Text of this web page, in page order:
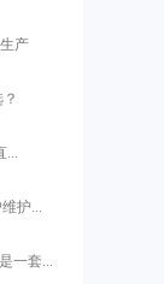
产
...
护...
一套...